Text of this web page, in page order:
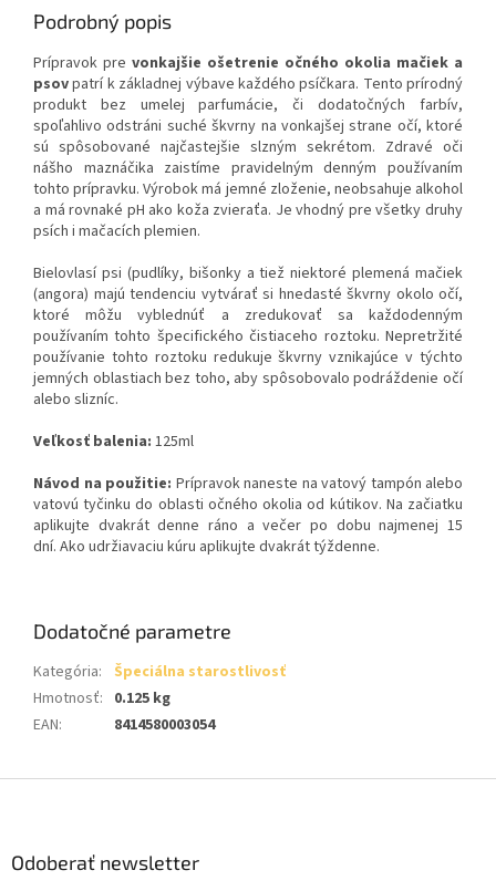
Podrobný popis
Prípravok pre vonkajšie ošetrenie očného okolia mačiek a
psovpatrí k základnej výbave každého psíčkara. Tento prírodný
produkt bez umelej parfumácie, či dodatočných farbív,
spoľahlivo odstráni suché škvrny na vonkajšej strane očí, ktoré
sú spôsobované najčastejšie slzným sekrétom. Zdravé oči
nášho maznáčika zaistíme pravidelným denným používaním
tohto prípravku. Výrobok má jemné zloženie, neobsahuje alkohol
a má rovnaké pH ako koža zvieraťa. Je vhodný pre všetky druhy
psích i mačacích plemien.
Bielovlasí psi (pudlíky, bišonky a tiež niektoré plemená mačiek
(angora) majú tendenciu vytvárať si hnedasté škvrny okolo očí,
ktoré môžu vyblednúť a zredukovať sa každodenným
používaním tohto špecifického čistiaceho roztoku. Nepretržité
používanie tohto roztoku redukuje škvrny vznikajúce v týchto
jemných oblastiach bez toho, aby spôsobovalo podráždenie očí
alebo slizníc.
Veľkosť balenia: 125ml
Návod na použitie: Prípravok naneste na vatový tampón alebo
vatovú tyčinku do oblasti očného okolia od kútikov. Na začiatku
aplikujte dvakrát denne ráno a večer po dobu najmenej 15
dní. Ako udržiavaciu kúru aplikujte dvakrát týždenne.
Dodatočné parametre
Kategória:
Špeciálna starostlivosť
Hmotnosť: 0.125 kg
EAN: 8414580003054
Odoberať newsletter